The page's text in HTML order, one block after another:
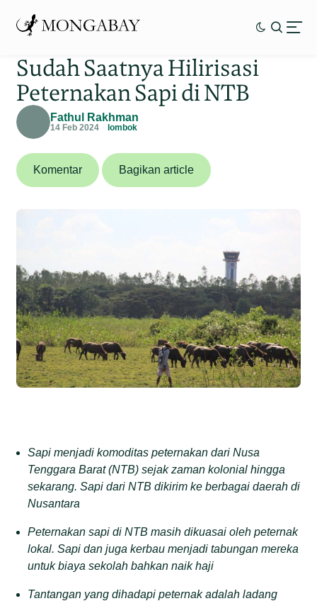
Sudah Saatnya Hilirisasi
Peternakan Sapi di NTB
Fathul Rakhman
14 Feb 2024 lombok
Komentar Bagikan article
Sapi menjadi komoditas peternakan dari Nusa
Tenggara Barat (NTB) sejak zaman kolonial hingga
sekarang. Sapi dari NTB dikirim ke berbagai daerah di
Nusantara
Peternakan sapi di NTB masih dikuasai oleh peternak
lokal. Sapi dan juga kerbau menjadi tabungan mereka
untuk biaya sekolah bahkan naik haji
Tantangan yang dihadapi peternak adalah ladang